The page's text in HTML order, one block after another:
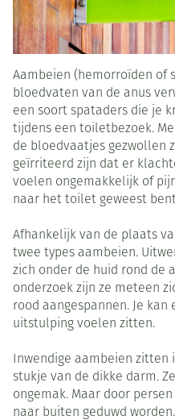
Aambeien (hemorroïden of
bloedvaten van de anus
een soort spataders die je
tijdens een toiletbezoek.
de bloedvaatjes gezwollen
geïrriteerd zijn dat er
voelen ongemakkelijk of
naar het toilet geweest
Afhankelijk van de plaats
twee types aambeien.
zich onder de huid rond de
onderzoek zijn ze meteen
rood aangespannen. Je
uitstulping voelen zitten.
Inwendige aambeien
stukje van de dikke darm.
ongemak. Maar door
naar buiten geduwd